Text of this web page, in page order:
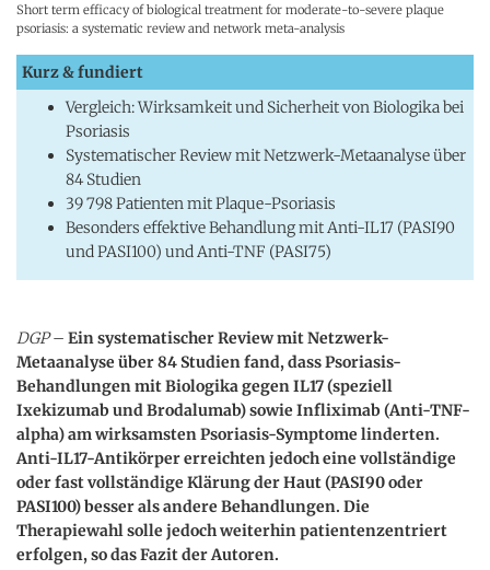
Short term efficacy of biological treatment for moderate-to-severe plaque
psoriasis: a systematic review and network meta-analysis
Kurz & fundiert
Vergleich: Wirksamkeit und Sicherheit von Biologika bei
Psoriasis
Systematischer Review mit Netzwerk-Metaanalyse über
84 Studien
39 798 Patienten mit Plaque-Psoriasis
Besonders effektive Behandlung mit Anti-IL17 (PASI90
und PASI100) und Anti-TNF (PASI75)
DGP– Ein systematischer Review mit Netzwerk-
Metaanalyse über 84 Studien fand, dass Psoriasis-
Behandlungen mit Biologika gegen IL17 (speziell
Ixekizumab und Brodalumab) sowie Infliximab (Anti-TNF-
alpha) am wirksamsten Psoriasis-Symptome linderten.
Anti-IL17-Antikörper erreichten jedoch eine vollständige
oder fast vollständige Klärung der Haut (PASI90 oder
PASI100) besser als andere Behandlungen. Die
Therapiewahl solle jedoch weiterhin patientenzentriert
erfolgen, so das Fazit der Autoren.